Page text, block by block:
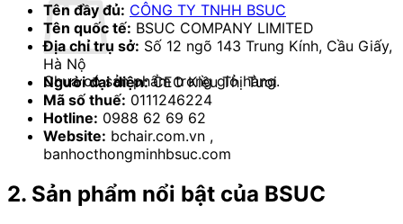
Chưa có sản phẩm trong giỏ hàng.
Tên đầy đủ: CÔNG TY TNHH BSUC
Tên quốc tế: BSUC COMPANY LIMITED
Địa chỉ trụ sở: Số 12 ngõ 143 Trung Kính, Cầu Giấy,
Hà Nộ
Người đại diện:CEO Kiều Thị Tươi
Mã số thuế: 0111246224
Hotline: 0988 62 69 62
Website: bchair.com.vn ,
banhocthongminhbsuc.com
2. Sản phẩm nổi bật của BSUC